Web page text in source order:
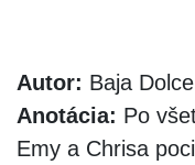
Autor: Baja Dolce
Anotácia: Po
Emy a Chrisa